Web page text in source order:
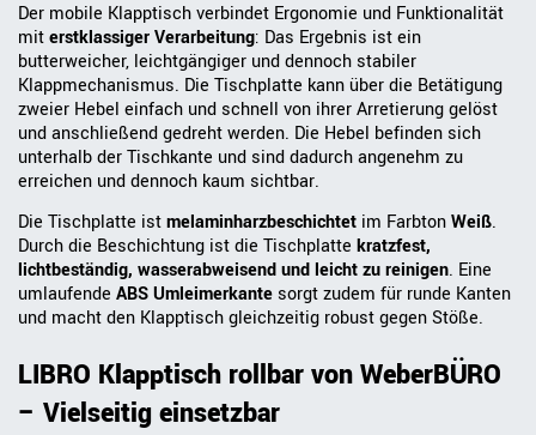
Der mobile Klapptisch verbindet Ergonomie und Funktionalität
miterstklassiger Verarbeitung: Das Ergebnis ist ein
butterweicher, leichtgängiger und dennoch stabiler
Klappmechanismus. Die Tischplatte kann über die Betätigung
zweier Hebel einfach und schnell von ihrer Arretierung gelöst
und anschließend gedreht werden. Die Hebel befinden sich
unterhalb der Tischkante und sind dadurch angenehm zu
erreichen und dennoch kaum sichtbar.
Die Tischplatte istmelaminharzbeschichtet im FarbtonWeiß.
Durch die Beschichtung ist die Tischplatte kratzfest,
lichtbeständig, wasserabweisend und leicht zu reinigen. Eine
umlaufende ABS Umleimerkante sorgt zudem für runde Kanten
und macht den Klapptisch gleichzeitig robust gegen Stöße.
LIBRO Klapptisch rollbar von WeberBÜRO
– Vielseitig einsetzbar